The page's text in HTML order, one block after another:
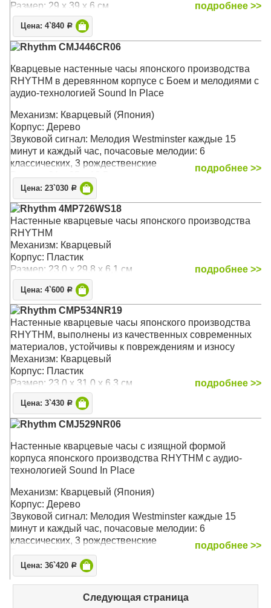
Размер: 29 х 39 х 6 см
подробнее >>
Цена: 4`840 Р
Rhythm CMJ446CR06
Кварцевые настенные часы японского производства
RHYTHM в деревянном корпусе с Боем и мелодиями с
аудио-технологией Sound In Place
Механизм: Кварцевый (Япония)
Корпус: Дерево
Звуковой сигнал: Мелодия Westminster каждые 15
минут и каждый час, почасовые мелодии: 6
классических, 3 рождественские
Размер: 31 х 85 х 13,5 см
подробнее >>
Цена: 23`030 Р
Rhythm 4MP726WS18
Настенные кварцевые часы японского производства
RHYTHM
Механизм: Кварцевый
Корпус: Пластик
Размер: 23,0 x 29,8 x 6,1 см
подробнее >>
Цена: 4`600 Р
Rhythm CMP534NR19
Настенные кварцевые часы японского производства
RHYTHM, выполнены из качественных современных
материалов, устойчивы к повреждениям и износу
Механизм: Кварцевый
Корпус: Пластик
Размер: 23,0 х 31,0 х 6,3 см
подробнее >>
Цена: 3`430 Р
Rhythm CMJ529NR06
Настенные кварцевые часы с изящной формой
корпуса японского производства RHYTHM с аудио-
технологией Sound In Place
Механизм: Кварцевый (Япония)
Корпус: Дерево
Звуковой сигнал: Мелодия Westminster каждые 15
минут и каждый час, почасовые мелодии: 6
классических, 3 рождественские
Размер: 85,5 х 26,3 х 10,1 см
подробнее >>
Цена: 36`420 Р
Следующая страница